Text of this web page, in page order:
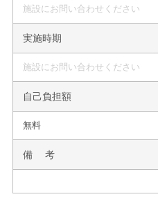
施設にお問い合わせください
実施時期
施設にお問い合わせください
自己負担額
無料
備 考